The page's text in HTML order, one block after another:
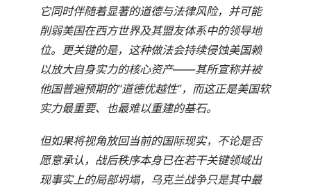
它同时伴随着显著的道德与法律风险，并可能
削弱美国在西方世界及其盟友体系中的领导地
位。更关键的是，这种做法会持续侵蚀美国赖
以放大自身实力的核心资产——其所宣称并被
他国普遍预期的“道德优越性”，而这正是美国软
实力最重要、也最难以重建的基石。
但如果将视角放回当前的国际现实，不论是否
愿意承认，战后秩序本身已在若干关键领域出
现事实上的局部坍塌，乌克兰战争只是其中最